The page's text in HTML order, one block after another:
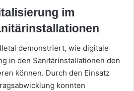
im
demonstriert, wie digitale
in den Sanitärinstallationen den
können. Durch den Einsatz
konnten